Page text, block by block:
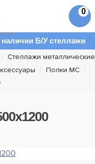
0
Б/У стеллажи
Стеллажи металлические
Полки МС